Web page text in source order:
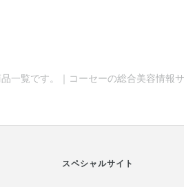
一覧です。｜コーセーの総合美容情
スペシャルサイト